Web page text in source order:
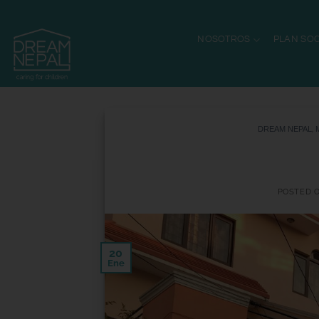
NOSOTROS PLAN
DREAM NEPAL
POSTED
20
Ene